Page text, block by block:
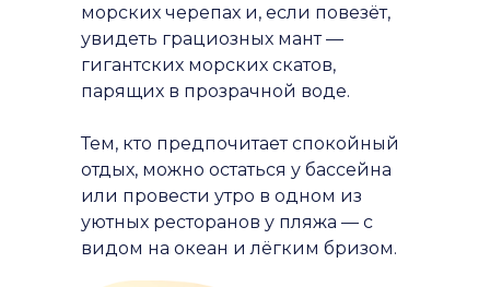
морских черепах и, если повезёт,
увидеть грациозных мант —
гигантских морских скатов,
парящих в прозрачной воде.
Тем, кто предпочитает спокойный
отдых, можно остаться у бассейна
или провести утро в одном из
уютных ресторанов у пляжа — с
видом на океан и лёгким бризом.